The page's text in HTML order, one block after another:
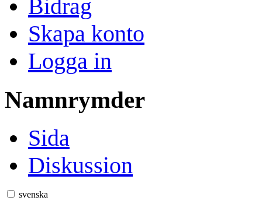
Bidrag
Skapa konto
Logga in
Namnrymder
Sida
Diskussion
svenska